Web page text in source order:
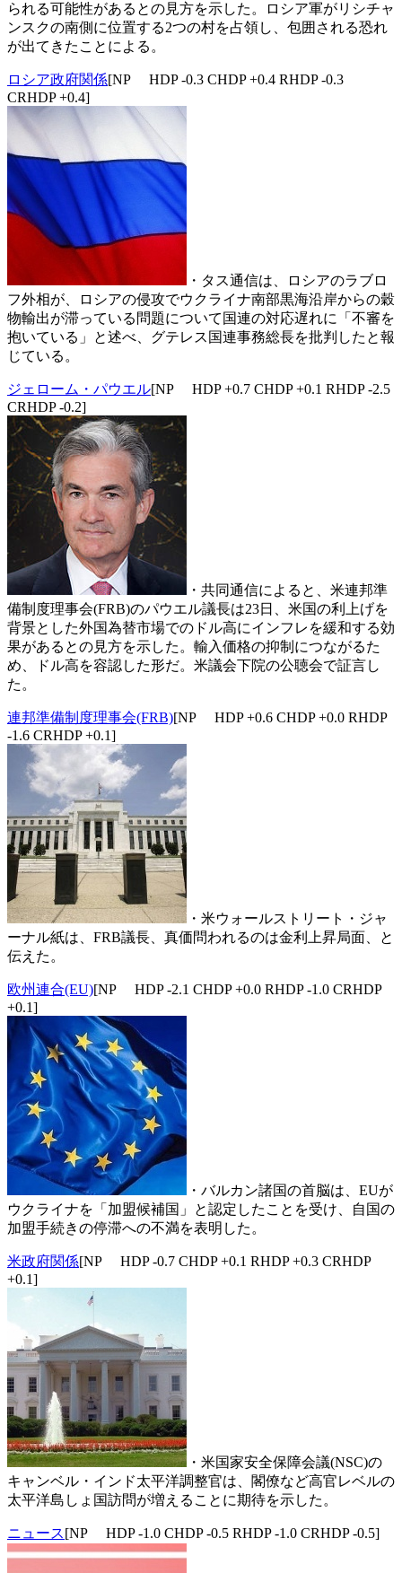
られる可能性があるとの見方を示した。ロシア軍がリシチャ
ンスクの南側に位置する2つの村を占領し、包囲される恐れ
が出てきたことによる。
ロシア政府関係[NP HDP -0.3 CHDP +0.4 RHDP -0.3
CRHDP +0.4]
・タス通信は、ロシアのラブロ
フ外相が、ロシアの侵攻でウクライナ南部黒海沿岸からの穀
物輸出が滞っている問題について国連の対応遅れに「不審を
抱いている」と述べ、グテレス国連事務総長を批判したと報
じている。
ジェローム・パウエル[NP HDP +0.7 CHDP +0.1 RHDP -2.5
CRHDP -0.2]
・共同通信によると、米連邦準
備制度理事会(FRB)のパウエル議長は23日、米国の利上げを
背景とした外国為替市場でのドル高にインフレを緩和する効
果があるとの見方を示した。輸入価格の抑制につながるた
め、ドル高を容認した形だ。米議会下院の公聴会で証言し
た。
連邦準備制度理事会(FRB)[NP HDP +0.6 CHDP +0.0 RHDP
-1.6 CRHDP +0.1]
・米ウォールストリート・ジャ
ーナル紙は、FRB議長、真価問われるのは金利上昇局面、と
伝えた。
欧州連合(EU)[NP HDP -2.1 CHDP +0.0 RHDP -1.0 CRHDP
+0.1]
・バルカン諸国の首脳は、EUが
ウクライナを「加盟候補国」と認定したことを受け、自国の
加盟手続きの停滞への不満を表明した。
米政府関係[NP HDP -0.7 CHDP +0.1 RHDP +0.3 CRHDP
+0.1]
・米国家安全保障会議(NSC)の
キャンベル・インド太平洋調整官は、閣僚など高官レベルの
太平洋島しょ国訪問が増えることに期待を示した。
ニュース[NP HDP -1.0 CHDP -0.5 RHDP -1.0 CRHDP -0.5]